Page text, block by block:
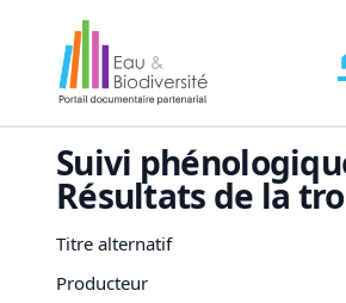
Suivi
Résultats de la
Titre alternatif
Producteur